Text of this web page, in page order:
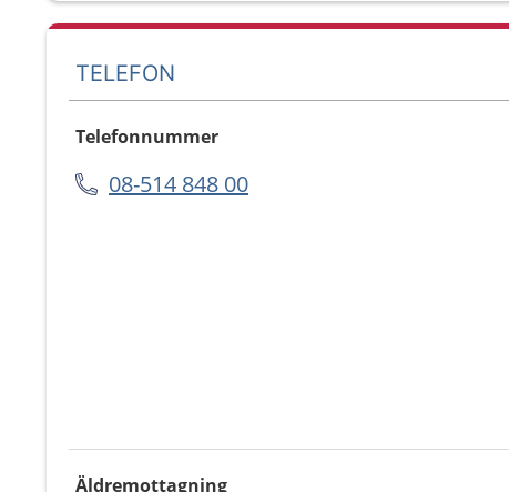
TELEFON
Telefonnummer
08-514 848 00
Äldremottagning